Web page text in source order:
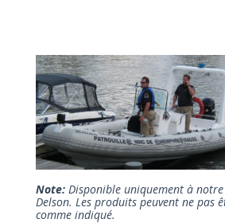
Note:Disponible uniquement à
Delson. Les produits peuvent ne pas
comme indiqué.